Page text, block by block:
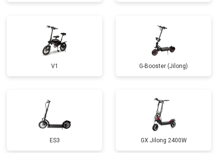
V1 G-Booster (Jilong)
ES3 GX Jilong 2400W